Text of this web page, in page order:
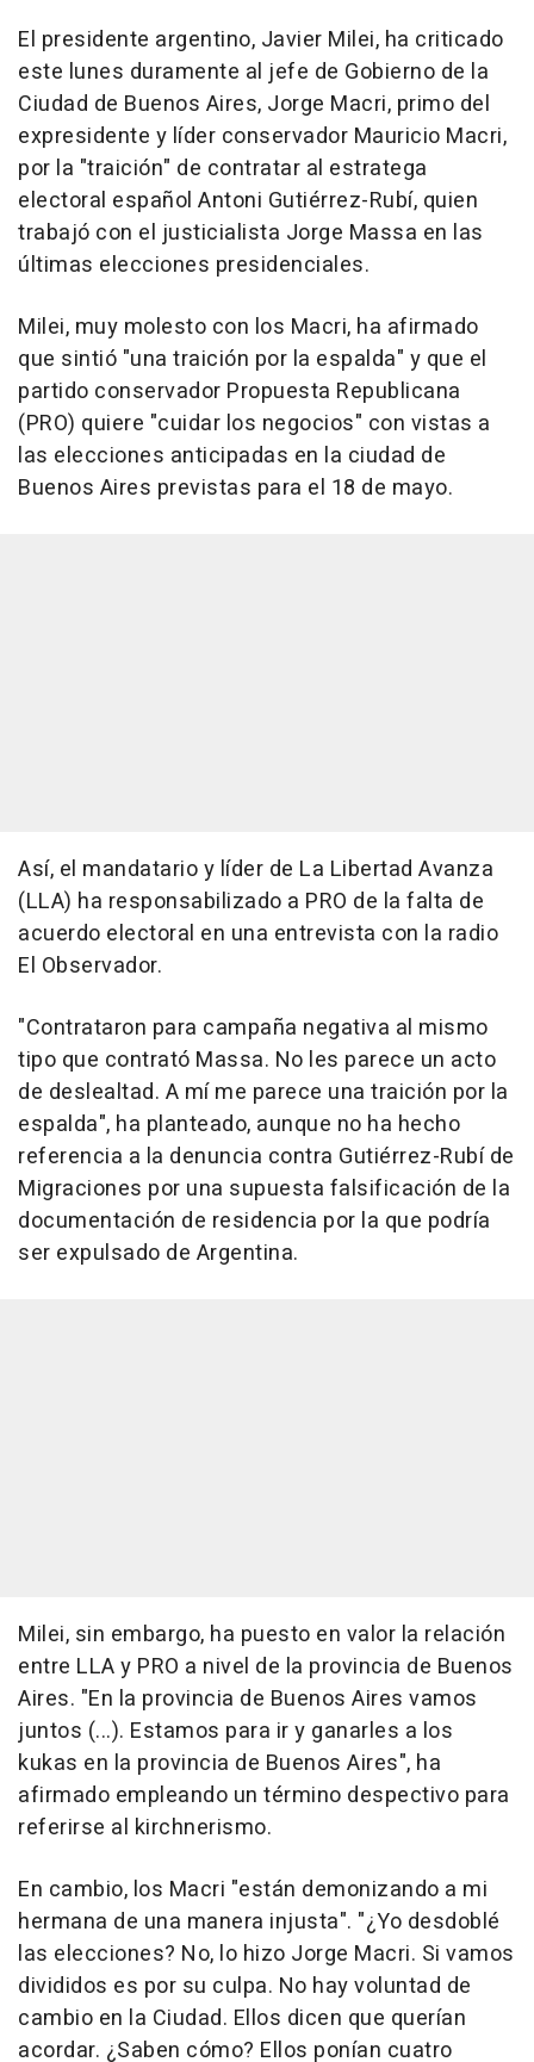
El presidente argentino, Javier Milei, ha criticado
este lunes duramente al jefe de Gobierno de la
Ciudad de Buenos Aires, Jorge Macri, primo del
expresidente y líder conservador Mauricio Macri,
por la "traición" de contratar al estratega
electoral español Antoni Gutiérrez-Rubí, quien
trabajó con el justicialista Jorge Massa en las
últimas elecciones presidenciales.
Milei, muy molesto con los Macri, ha afirmado
que sintió "una traición por la espalda" y que el
partido conservador Propuesta Republicana
(PRO) quiere "cuidar los negocios" con vistas a
las elecciones anticipadas en la ciudad de
Buenos Aires previstas para el 18 de mayo.
Así, el mandatario y líder de La Libertad Avanza
(LLA) ha responsabilizado a PRO de la falta de
acuerdo electoral en una entrevista con la radio
El Observador.
"Contrataron para campaña negativa al mismo
tipo que contrató Massa. No les parece un acto
de deslealtad. A mí me parece una traición por la
espalda", ha planteado, aunque no ha hecho
referencia a la denuncia contra Gutiérrez-Rubí de
Migraciones por una supuesta falsificación de la
documentación de residencia por la que podría
ser expulsado de Argentina.
Milei, sin embargo, ha puesto en valor la relación
entre LLA y PRO a nivel de la provincia de Buenos
Aires. "En la provincia de Buenos Aires vamos
juntos (...). Estamos para ir y ganarles a los
kukas en la provincia de Buenos Aires", ha
afirmado empleando un término despectivo para
referirse al kirchnerismo.
En cambio, los Macri "están demonizando a mi
hermana de una manera injusta". "¿Yo desdoblé
las elecciones? No, lo hizo Jorge Macri. Si vamos
divididos es por su culpa. No hay voluntad de
cambio en la Ciudad. Ellos dicen que querían
acordar. ¿Saben cómo? Ellos ponían cuatro